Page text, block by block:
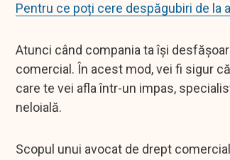
Pentru ce poți cere despăgubiri de la
Atunci când compania ta își
comercial. În acest mod, vei fi sigur
care te vei afla într-un impas,
neloială.
Scopul unui avocat de drept